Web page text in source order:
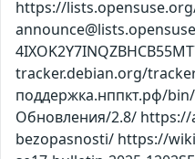
https://
tracker.debian.org/
поддержка.нппкт.рф/
Обновления/2.8/
bezopasnosti/ https://